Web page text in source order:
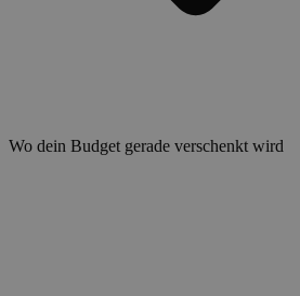
Wo dein Budget gerade verschenkt wird